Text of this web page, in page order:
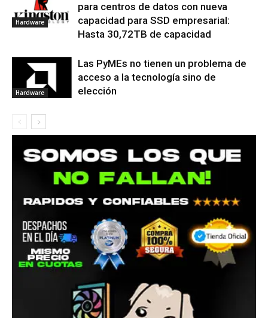
Hardware
para centros de datos con nueva
capacidad para SSD empresarial:
Hasta 30,72TB de capacidad
Hardware
Las PyMEs no tienen un problema de
acceso a la tecnología sino de
elección